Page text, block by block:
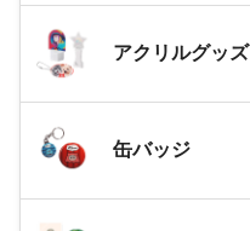
アクリルグッズ
缶バッジ